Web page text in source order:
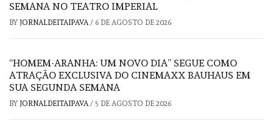
SEMANA NO TEATRO IMPERIAL
BY JORNALDEITAIPAVA / 6 DE AGOSTO DE 2026
“HOMEM-ARANHA: UM NOVO DIA” SEGUE COMO
ATRAÇÃO EXCLUSIVA DO CINEMAXX BAUHAUS EM
SUA SEGUNDA SEMANA
BY JORNALDEITAIPAVA / 5 DE AGOSTO DE 2026